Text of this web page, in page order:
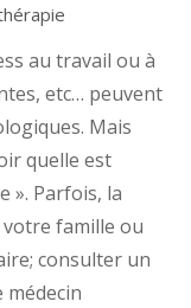
au travail ou à
etc… peuvent
Mais
quelle est
». Parfois, la
famille ou
consulter un